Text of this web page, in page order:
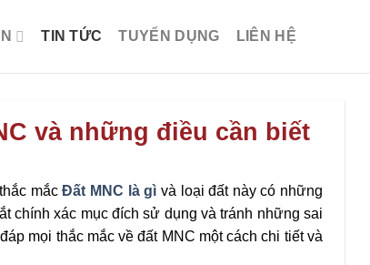
TIN TỨC TUYỂN DỤNG LIÊN HỆ
và những điều cần biết
mắcĐất MNC là gì và loại đất này có những
chính xác mục đích sử dụng và tránh những sai
mọi thắc mắc về đất MNC một cách chi tiết và